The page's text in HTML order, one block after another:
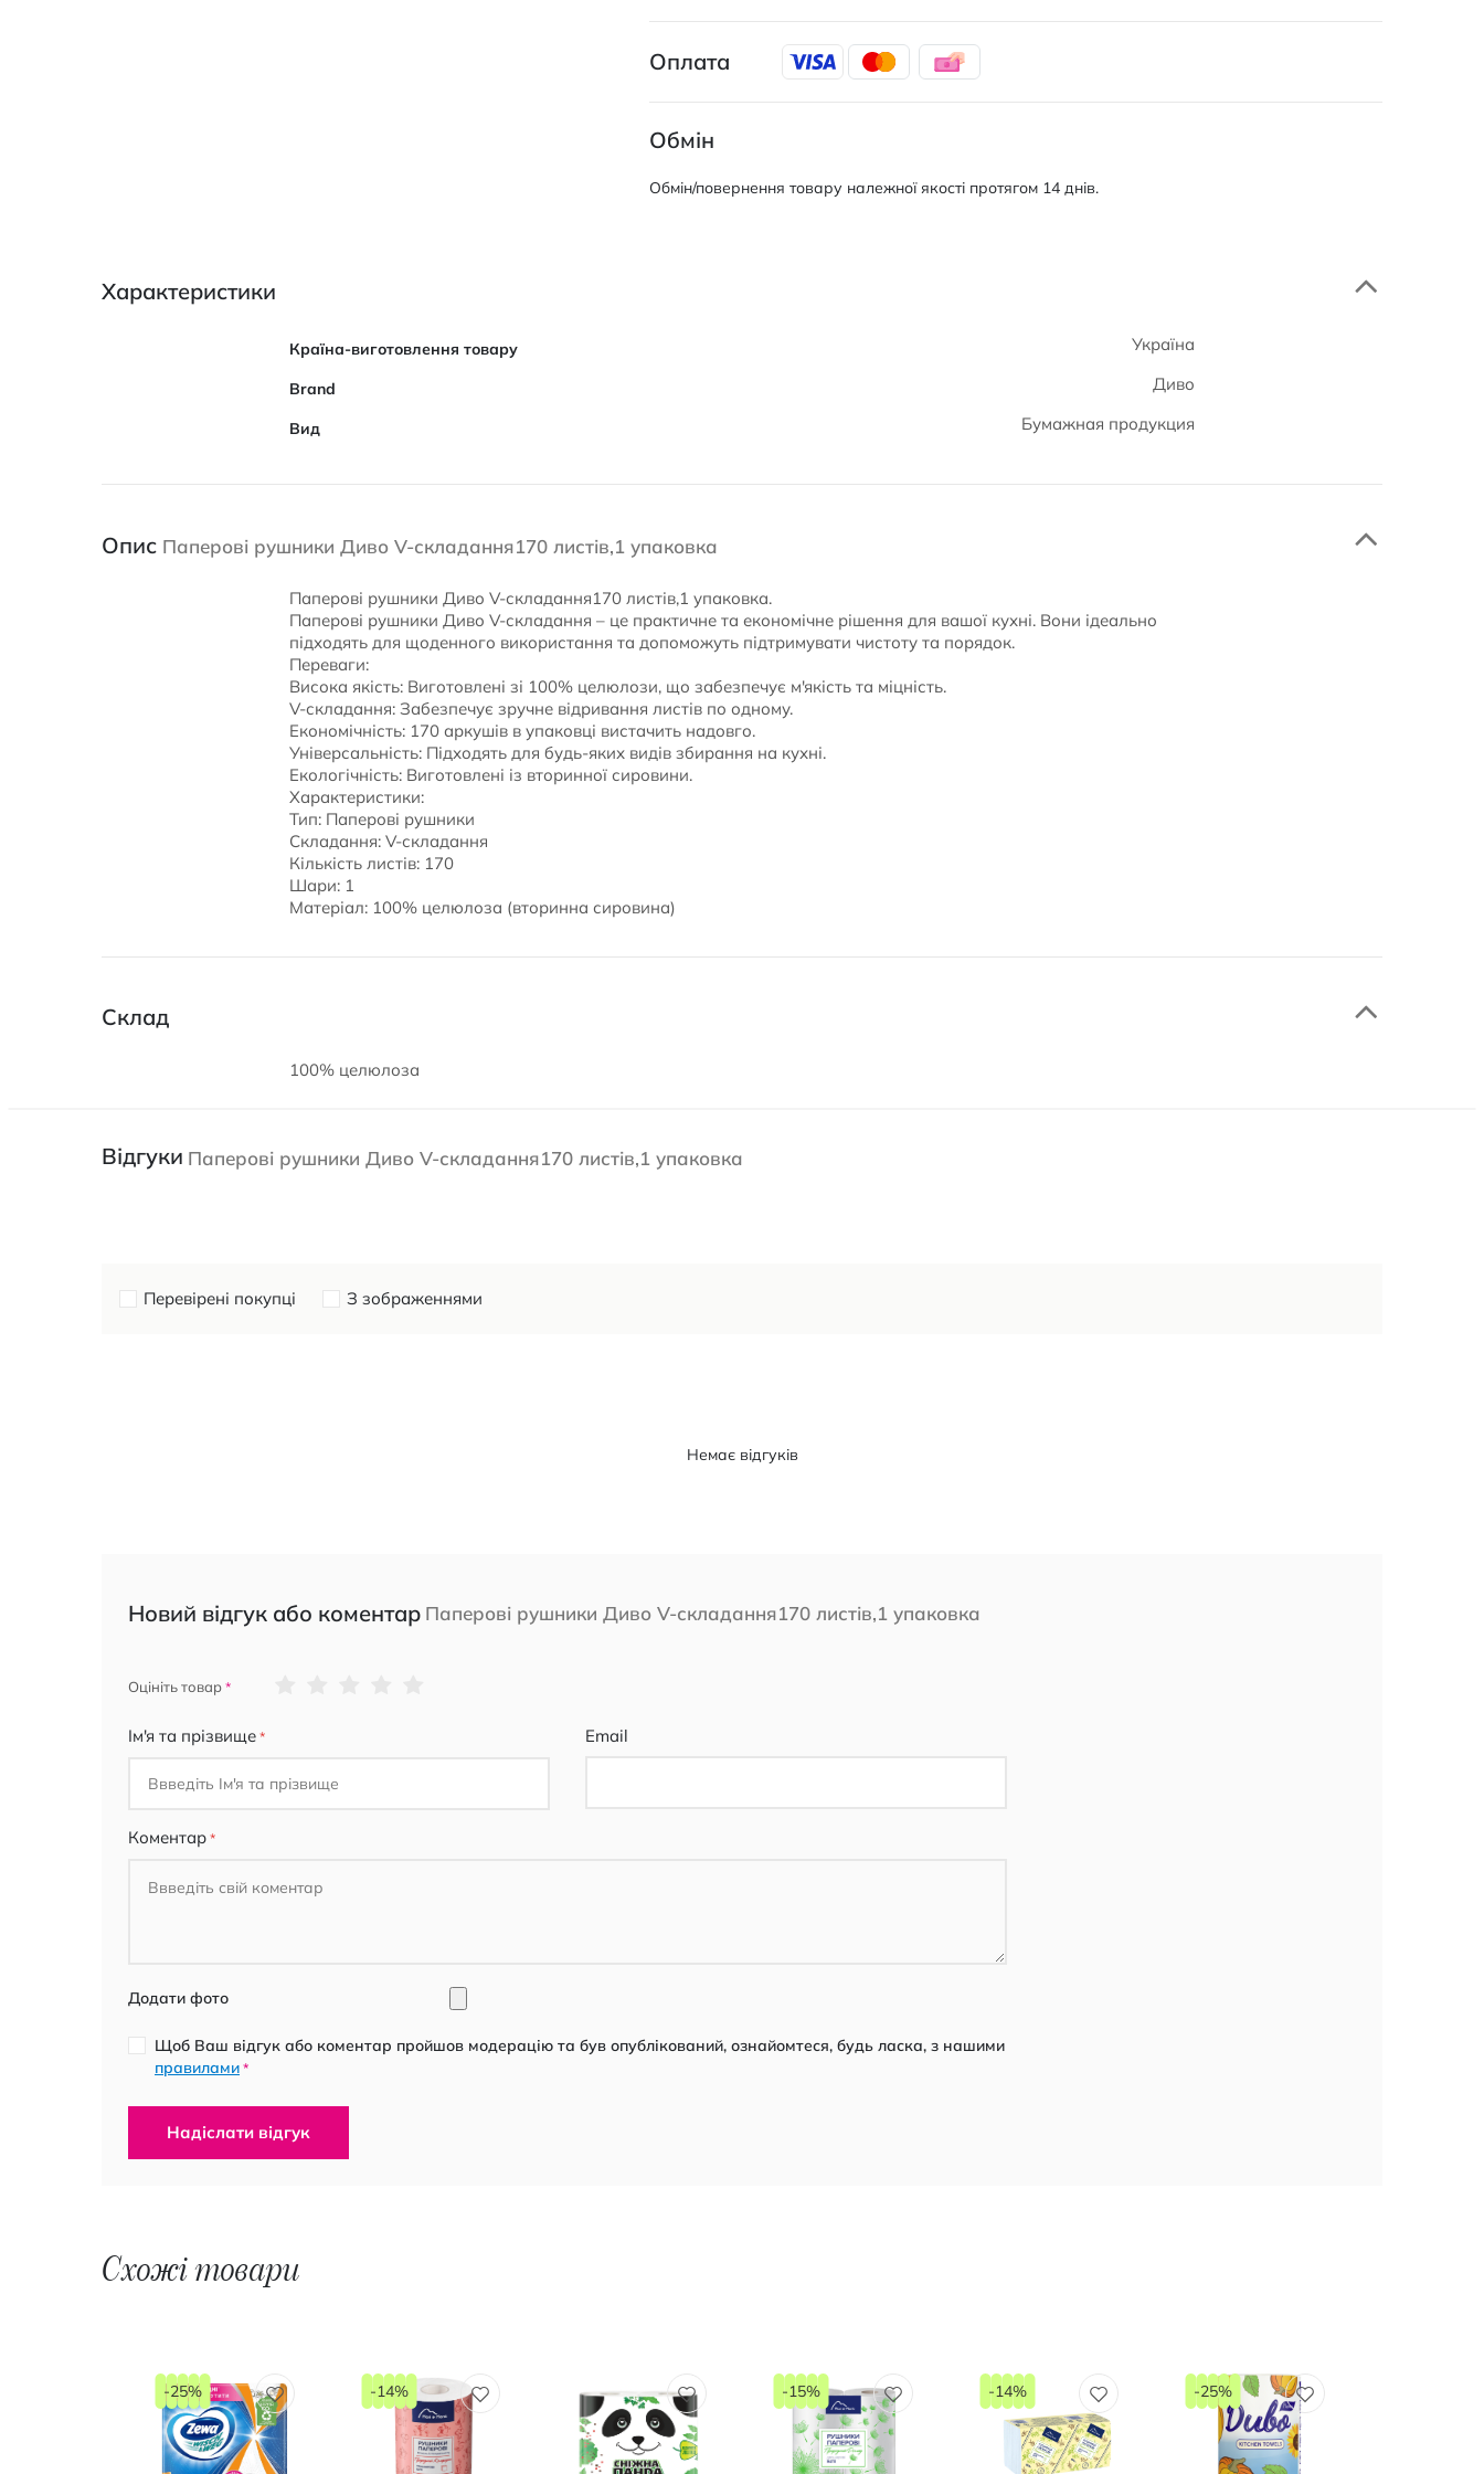
Оплата
Обмін
Обмін/повернення товару належної якості протягом 14 днів.
Характеристики
Характеристики
Країна-виготовлення товару Україна
Brand Диво
Вид Бумажная продукция
Опис Паперові рушники Диво V-складання170 листів,1 упаковка
Паперові рушники Диво V-складання170 листів,1 упаковка.
Паперові рушники Диво V-складання – це практичне та економічне рішення для вашої кухні. Вони ідеально
підходять для щоденного використання та допоможуть підтримувати чистоту та порядок.
Переваги:
Висока якість: Виготовлені зі 100% целюлози, що забезпечує м'якість та міцність.
V-складання: Забезпечує зручне відривання листів по одному.
Економічність: 170 аркушів в упаковці вистачить надовго.
Універсальність: Підходять для будь-яких видів збирання на кухні.
Екологічність: Виготовлені із вторинної сировини.
Характеристики:
Тип: Паперові рушники
Складання: V-складання
Кількість листів: 170
Шари: 1
Матеріал: 100% целюлоза (вторинна сировина)
Склад
100% целюлоза
Відгуки Паперові рушники Диво V-складання170 листів,1 упаковка
Перевірені покупці З зображеннями
Немає відгуків
Новий відгук або коментар Паперові рушники Диво V-складання170 листів,1 упаковка
Оцініть товар
Ім'я та прізвище Email
Коментар
Додати фото
Щоб Ваш відгук або коментар пройшов модерацію та був опублікований, ознайомтеся, будь ласка, з нашими
правилами *
Надіслати відгук
Схожі товари
-25% -14% -15% -14% -25%